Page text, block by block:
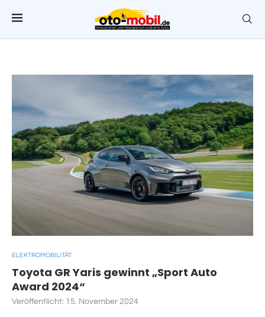
ELEKTROMOBILITÄT
Toyota GR Yaris gewinnt „Sport Auto
Award 2024“
Veröffentlicht: 15. November 2024